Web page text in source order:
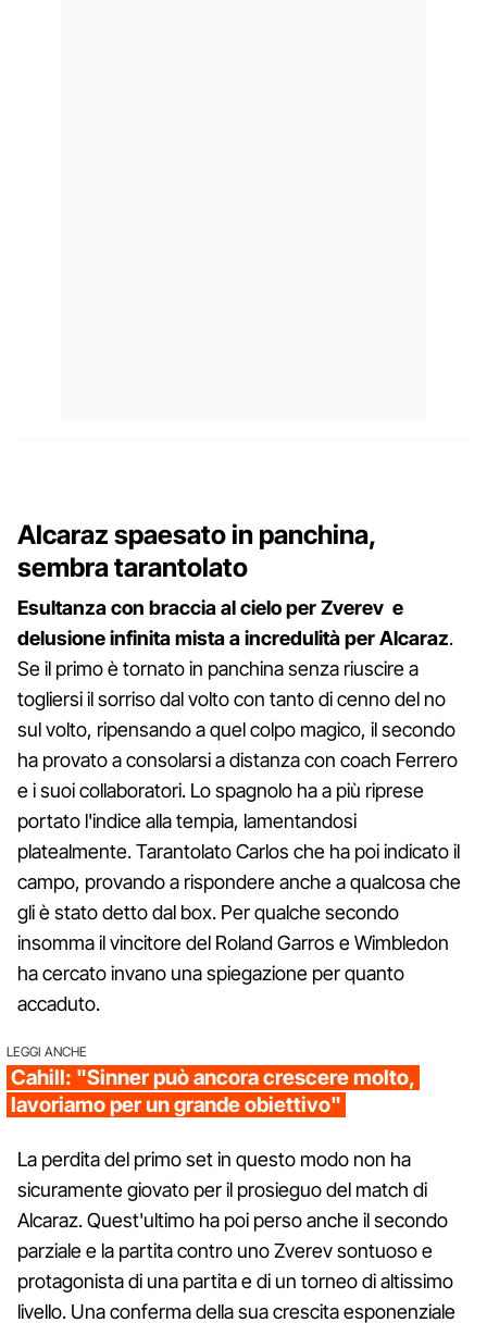
Alcaraz spaesato in panchina,
sembra tarantolato
Esultanza con braccia al cielo per Zverev e
delusione infinita mista a incredulità per Alcaraz.
Se il primo è tornato in panchina senza riuscire a
togliersi il sorriso dal volto con tanto di cenno del no
sul volto, ripensando a quel colpo magico, il secondo
ha provato a consolarsi a distanza con coach Ferrero
e i suoi collaboratori. Lo spagnolo ha a più riprese
portato l'indice alla tempia, lamentandosi
platealmente. Tarantolato Carlos che ha poi indicato il
campo, provando a rispondere anche a qualcosa che
gli è stato detto dal box. Per qualche secondo
insomma il vincitore del Roland Garros e Wimbledon
ha cercato invano una spiegazione per quanto
accaduto.
LEGGI ANCHE
Cahill: "Sinner può ancora crescere molto,
lavoriamo per un grande obiettivo"
La perdita del primo set in questo modo non ha
sicuramente giovato per il prosieguo del match di
Alcaraz. Quest'ultimo ha poi perso anche il secondo
parziale e la partita contro uno Zverev sontuoso e
protagonista di una partita e di un torneo di altissimo
livello. Una conferma della sua crescita esponenziale